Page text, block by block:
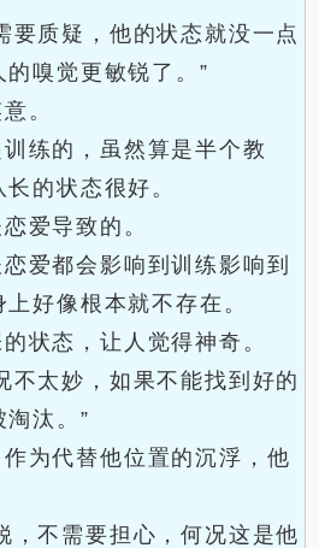
要质疑，他的状态就没一点
嗅觉更敏锐了。”
。
练的，虽然算是半个教
的状态很好。
爱导致的。
爱都会影响到训练影响到
好像根本就不存在。
状态，让人觉得神奇。
不太妙，如果不能找到好的
汰。”
为代替他位置的沉浮，他
，不需要担心，何况这是他